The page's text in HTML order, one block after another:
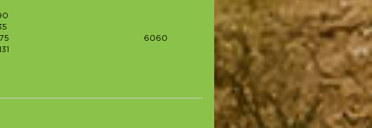
6060